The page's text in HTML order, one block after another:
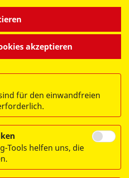
akzeptieren
für den einwandfreien
Tools helfen uns, die